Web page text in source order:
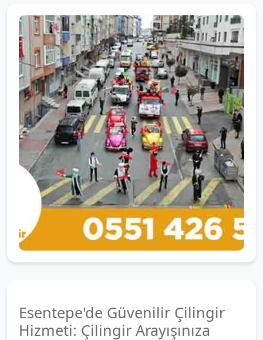
Esentepe'de Güvenilir Çilingir
Hizmeti: Çilingir Arayışınıza